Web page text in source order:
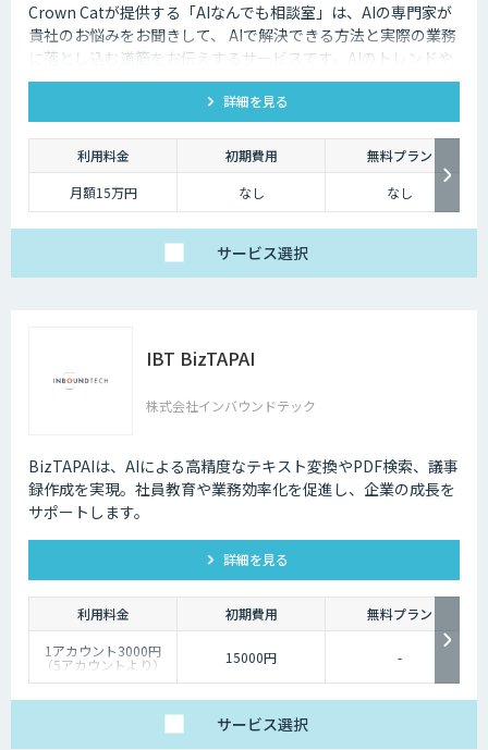
Crown Catが提供する「AIなんでも相談室」は、AIの専門家が
貴社のお悩みをお聞きして、 AIで解決できる方法と実際の業務
に落とし込む道筋をお伝えするサービスです。AIのトレンドや
最新の事例はもちろん、自社にあった活用を安価にクイックに
詳細を見る
利用料金 初期費用
無料プラン
月額15万円
なし なし
サービス選択
IBT BizTAPAI
株式会社インバウンドテック
BizTAPAIは、AIによる高精度なテキスト変換やPDF検索、議事
録作成を実現。社員教育や業務効率化を促進し、企業の成長を
サポートします。
詳細を見る
利用料金 初期費用
無料プラン
1アカウント3000円
（5アカウントより） 15000円 -
サービス選択